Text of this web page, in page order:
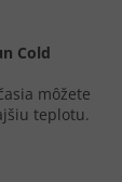
Cold
môžete
teplotu.